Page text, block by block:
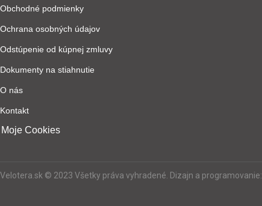
Obchodné podmienky
Ochrana osobných údajov
Odstúpenie od kúpnej zmluvy
Dokumenty na stiahnutie
O nás
Kontakt
Cookies
Velotera.sk © 2023 Všetky práva vyhradené. Dizajn a programovanie: